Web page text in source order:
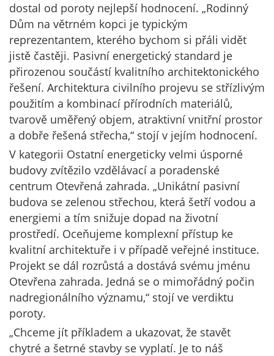
dostal od poroty nejlepší hodnocení. „Rodinný
Dům na větrném kopci je typickým
reprezentantem, kterého bychom si přáli vidět
jistě častěji. Pasivní energetický standard je
přirozenou součástí kvalitního architektonického
řešení. Architektura civilního projevu se střízlivým
použitím a kombinací přírodních materiálů,
tvarově uměřený objem, atraktivní vnitřní prostor
a dobře řešená střecha,“ stojí v jejím hodnocení.
V kategorii Ostatní energeticky velmi úsporné
budovy zvítězilo vzdělávací a poradenské
centrum Otevřená zahrada. „Unikátní pasivní
budova se zelenou střechou, která šetří vodou a
energiemi a tím snižuje dopad na životní
prostředí. Oceňujeme komplexní přístup ke
kvalitní architektuře i v případě veřejné instituce.
Projekt se dál rozrůstá a dostává svému jménu
Otevřena zahrada. Jedná se o mimořádný počin
nadregionálního významu,“ stojí ve verdiktu
poroty.
„Chceme jít příkladem a ukazovat, že stavět
chytré a šetrné stavby se vyplatí. Je to náš